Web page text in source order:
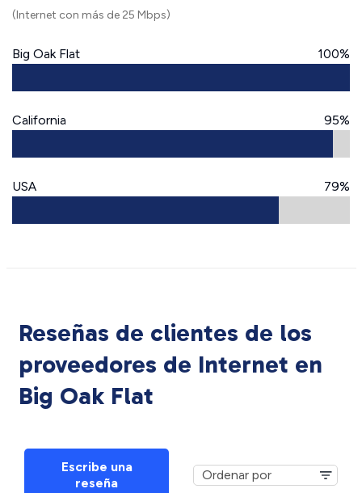
(Internet con más de 25 Mbps)
Big Oak Flat 100%
California 95%
USA 79%
Reseñas de clientes de los
proveedores de Internet en
Big Oak Flat
Escribe una
reseña